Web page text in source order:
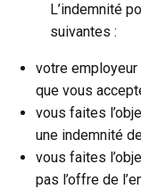
L’indemnité
suivantes :
votre
que vous
vous faites
une indemnité
vous faites
pas l’offre de